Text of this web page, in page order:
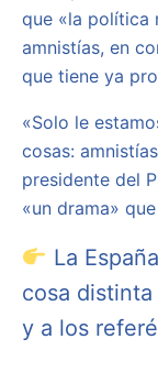
que «la política
amnistías, en
que tiene ya
«Solo le
cosas:
presidente del
«un drama»
La
cosa
y a los